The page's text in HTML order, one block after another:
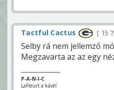
Tactful Cactus 15
Selby rá nem jellemző
Megzavarta az az egy
P-A-N-I-C
LaFleurt a kávé!